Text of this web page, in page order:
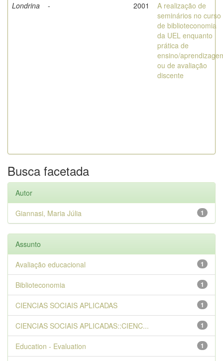
Londrina - 2001
A realização de
seminários no curso
de biblioteconomia
da UEL enquanto
prática de
ensino/
ou de avaliação
discente
Busca facetada
Autor
1
Giannasi, Maria Júlia
Assunto
1
Avaliação educacional
1
Biblioteconomia
1
CIENCIAS SOCIAIS APLICADAS
1
CIENCIAS SOCIAIS APLICADAS::CIENC...
1
Education - Evaluation